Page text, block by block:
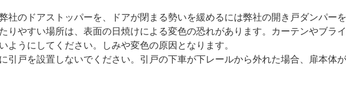
のドアストッパーを、ドアが閉まる勢いを緩めるには弊社の開き戸ダンパーを
やすい場所は、表面の日焼けによる変色の恐れがあります。カーテンやブラ
うにしてください。しみや変色の原因となります。
戸を設置しないでください。引戸の下車が下レールから外れた場合、扉本体